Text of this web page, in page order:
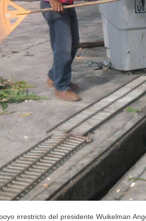
irrestricto del presidente Wuikelman